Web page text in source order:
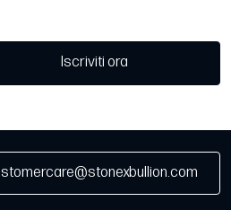
Iscriviti ora